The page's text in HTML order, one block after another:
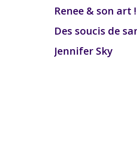
Renee & son art !
Des soucis de
Jennifer Sky